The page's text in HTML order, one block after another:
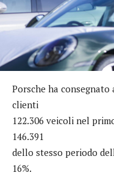
Porsche ha consegnato
clienti
122.306 veicoli nel
146.391
dello stesso periodo
16%.